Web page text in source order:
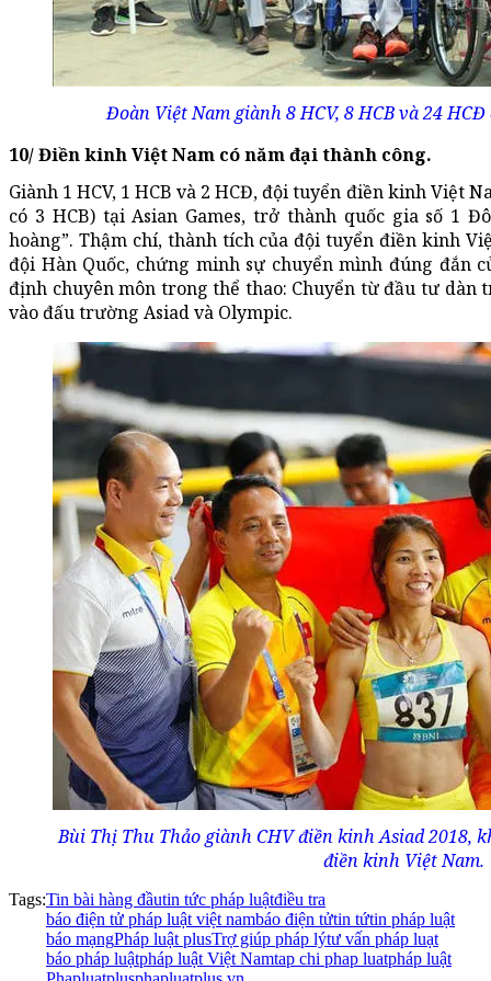
Đoàn Việt Nam giành 8 HCV, 8 HCB và 24 HCĐ
10/ Điền kinh Việt Nam có năm đại thành công.
Giành 1 HCV, 1 HCB và 2 HCĐ, đội tuyển điền kinh Việt
có 3 HCB) tại Asian Games, trở thành quốc gia số 1
hoàng”. Thậm chí, thành tích của đội tuyển điền kinh
đội Hàn Quốc, chứng minh sự chuyển mình đúng đắn
định chuyên môn trong thể thao: Chuyển từ đầu tư dàn
vào đấu trường Asiad và Olympic.
Bùi Thị Thu Thảo giành CHV điền kinh Asiad 2018,
điền kinh Việt Nam.
Tags:Tin bài hàng đầutin tức pháp luậtđiều tra
báo điện tử pháp luật việt nambáo điện tửtin tứtin pháp luật
báo mạngPháp luật plusTrợ giúp pháp lýtư vấn pháp luạt
báo pháp luậtpháp luật Việt Namtap chi phap luatpháp luật